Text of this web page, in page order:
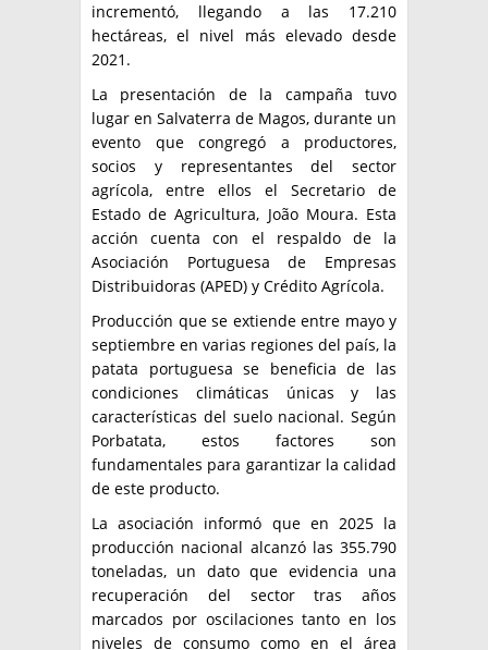
incrementó, llegando a las 17.210
hectáreas, el nivel más elevado desde
2021.
La presentación de la campaña tuvo
lugar en Salvaterra de Magos, durante un
evento que congregó a productores,
socios y representantes del sector
agrícola, entre ellos el Secretario de
Estado de Agricultura, João Moura. Esta
acción cuenta con el respaldo de la
Asociación Portuguesa de Empresas
Distribuidoras (APED) y Crédito Agrícola.
Producción que se extiende entre mayo y
septiembre en varias regiones del país, la
patata portuguesa se beneficia de las
condiciones climáticas únicas y las
características del suelo nacional. Según
Porbatata, estos factores son
fundamentales para garantizar la calidad
de este producto.
La asociación informó que en 2025 la
producción nacional alcanzó las 355.790
toneladas, un dato que evidencia una
recuperación del sector tras años
marcados por oscilaciones tanto en los
niveles de consumo como en el área